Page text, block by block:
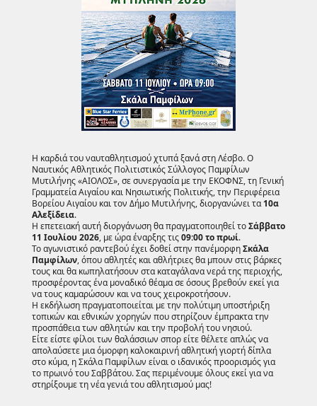
Η καρδιά του ναυταθλητισμού χτυπά ξανά στη Λέσβο. Ο
Ναυτικός Αθλητικός Πολιτιστικός Σύλλογος Παμφίλων
Μυτιλήνης «ΑΙΟΛΟΣ», σε συνεργασία με την ΕΚΟΦΝΣ, τη Γενική
Γραμματεία Αιγαίου και Νησιωτικής Πολιτικής, την Περιφέρεια
Βορείου Αιγαίου και τον Δήμο Μυτιλήνης, διοργανώνει τα10α
Αλεξίδεια.
Η επετειακή αυτή διοργάνωση θα πραγματοποιηθεί τοΣάββατο
11 Ιουλίου 2026, με ώρα έναρξης τις09:00 το πρωί.
Το αγωνιστικό ραντεβού έχει δοθεί στην πανέμορφηΣκάλα
Παμφίλων, όπου αθλητές και αθλήτριες θα μπουν στις βάρκες
τους και θα κωπηλατήσουν στα καταγάλανα νερά της περιοχής,
προσφέροντας ένα μοναδικό θέαμα σε όσους βρεθούν εκεί για
να τους καμαρώσουν και να τους χειροκροτήσουν.
Η εκδήλωση πραγματοποιείται με την πολύτιμη υποστήριξη
τοπικών και εθνικών χορηγών που στηρίζουν έμπρακτα την
προσπάθεια των αθλητών και την προβολή του νησιού.
Είτε είστε φίλοι των θαλάσσιων σπορ είτε θέλετε απλώς να
απολαύσετε μια όμορφη καλοκαιρινή αθλητική γιορτή δίπλα
στο κύμα, η Σκάλα Παμφίλων είναι ο ιδανικός προορισμός για
το πρωινό του Σαββάτου. Σας περιμένουμε όλους εκεί για να
στηρίξουμε τη νέα γενιά του αθλητισμού μας!